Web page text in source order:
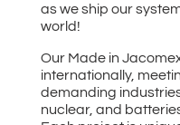
as we ship our
world!
Our Made in
internationally,
demanding
nuclear, and